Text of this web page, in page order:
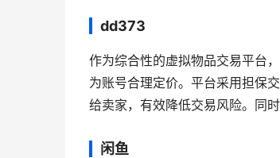
dd373
作为综合性的虚拟物品交易平台
为账号合理定价。平台采用担保
给卖家，有效降低交易风险。同
闲鱼